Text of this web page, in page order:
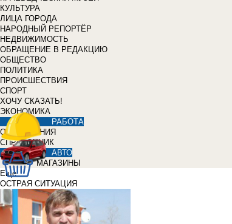
КУЛЬТУРА
ЛИЦА ГОРОДА
НАРОДНЫЙ РЕПОРТЁР
НЕДВИЖИМОСТЬ
ОБРАЩЕНИЕ В РЕДАКЦИЮ
ОБЩЕСТВО
ПОЛИТИКА
ПРОИСШЕСТВИЯ
СПОРТ
ХОЧУ СКАЗАТЬ!
ЭКОНОМИКА
РАБОТА
ОБЪЯВЛЕНИЯ
СПРАВОЧНИК
АВТО
МАГАЗИНЫ
Еще
ОСТРАЯ СИТУАЦИЯ